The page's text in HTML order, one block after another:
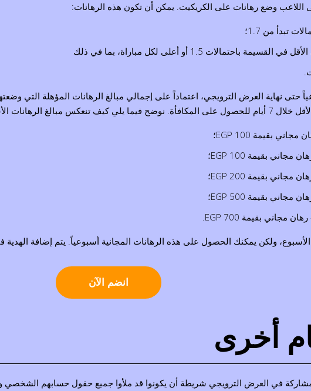
اللاعب وضع رهانات على الكريكيت. يمكن أن تكون هذه الرهانات:
تبدأ من 1.7؛
حتى نهاية العرض الترويجي، اعتماداً على إجمالي مبالغ الرهانات المؤهلة التي
على قيمة الرهان المجاني:
ولكن يمكنك الحصول على هذه الرهانات المجانية أسبوعياً. يتم إضافة
انضم الآن
أخرى
في العرض الترويجي شريطة أن يكونوا قد ملأوا جميع حقول حسابهم الشخصي